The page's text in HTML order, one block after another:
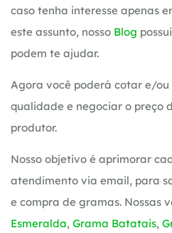
caso tenha interesse apenas
este assunto, nosso Blog
podem te ajudar.
Agora você poderá cotar e/
qualidade e negociar o preço
produtor.
Nosso objetivo é aprimorar
atendimento via email, para
e compra de gramas. Nossas
Esmeralda, Grama Batatais,